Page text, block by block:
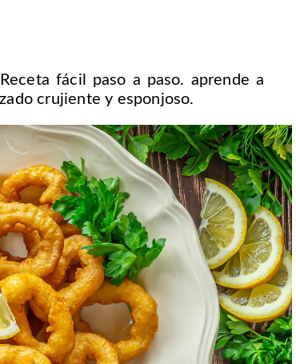
fácil paso a paso. aprende a
crujiente y esponjoso.